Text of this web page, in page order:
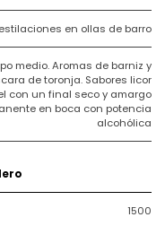
en ollas de barro
medio. Aromas de barniz y
de toronja. Sabores licor
con un final seco y amargo
en boca con potencia
alcohólica
1500